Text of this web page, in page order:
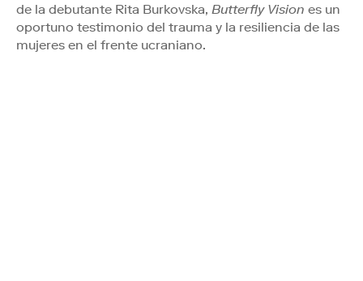
de la debutante Rita Burkovska, Butterfly Vision es un
oportuno testimonio del trauma y la resiliencia de las
mujeres en el frente ucraniano.